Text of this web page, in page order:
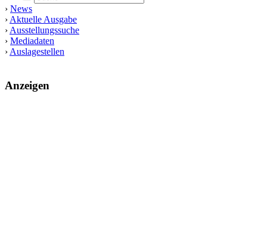
› News
› Aktuelle Ausgabe
› Ausstellungssuche
› Mediadaten
› Auslagestellen
Anzeigen